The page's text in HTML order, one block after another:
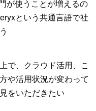
が使うことが増えるの
という共通言語で社
で、クラウド活用、こ
や活用状況が変わって
をいただきたい